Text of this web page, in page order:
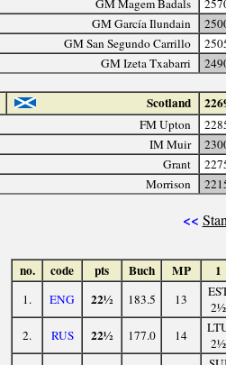
GM Magem Badals
GM García Ilundain
GM San Segundo Carrillo
GM Izeta Txabarri
Scotland
FM Upton
IM Muir
Grant
Morrison
<<
no. code pts Buch MP 1
1. ENG 22½ 183.5 13
2½
2.
RUS 22½ 177.0 14
2½